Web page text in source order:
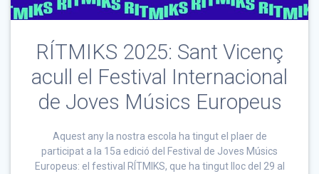
RÍTMIKS 2025: Sant Vicenç
acull el Festival Internacional
de Joves Músics Europeus
Aquest any la nostra escola ha tingut el plaer de
participat a la 15a edició del Festival de Joves Músics
Europeus: el festival RÍTMIKS, que ha tingut lloc del 29 al